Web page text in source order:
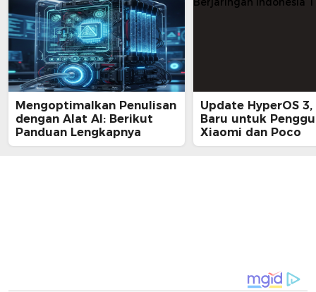
Mengoptimalkan Penulisan
dengan Alat AI: Berikut
Panduan Lengkapnya
Update HyperOS
Baru untuk
Xiaomi dan Poco